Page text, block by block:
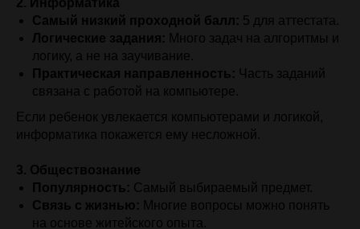
Самый низкий проходной балл: 5 для аттестата.
Логические задания: Много задач на алгоритмы и
логику, а не на заучивание.
Практическая направленность: Часть заданий
связана с работой на компьютере.
Если ребенок увлекается компьютерами и логикой,
информатика покажется ему несложной.
3. Обществознание
Популярность: Самый выбираемый предмет.
Связь с жизнью: Многие вопросы можно понять
на основе житейского опыта.